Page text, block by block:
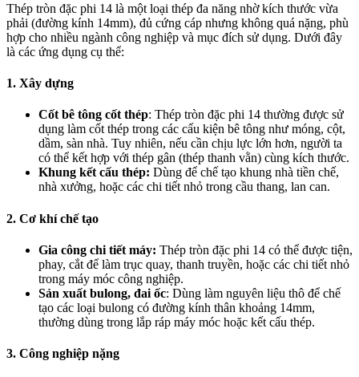
Thép tròn đặc phi 14 là một loại thép đa năng nhờ kích thước vừa
phải (đường kính 14mm), đủ cứng cáp nhưng không quá nặng, phù
hợp cho nhiều ngành công nghiệp và mục đích sử dụng. Dưới đây
là các ứng dụng cụ thể:
1. Xây dựng
Cốt bê tông cốt thép: Thép tròn đặc phi 14 thường được sử
dụng làm cốt thép trong các cấu kiện bê tông như móng, cột,
dầm, sàn nhà. Tuy nhiên, nếu cần chịu lực lớn hơn, người ta
có thể kết hợp với thép gân (thép thanh vằn) cùng kích thước.
Khung kết cấu thép: Dùng để chế tạo khung nhà tiền chế,
nhà xưởng, hoặc các chi tiết nhỏ trong cầu thang, lan can.
2. Cơ khí chế tạo
Gia công chi tiết máy: Thép tròn đặc phi 14 có thể được tiện,
phay, cắt để làm trục quay, thanh truyền, hoặc các chi tiết nhỏ
trong máy móc công nghiệp.
Sản xuất bulong, đai ốc: Dùng làm nguyên liệu thô để chế
tạo các loại bulong có đường kính thân khoảng 14mm,
thường dùng trong lắp ráp máy móc hoặc kết cấu thép.
3. Công nghiệp nặng